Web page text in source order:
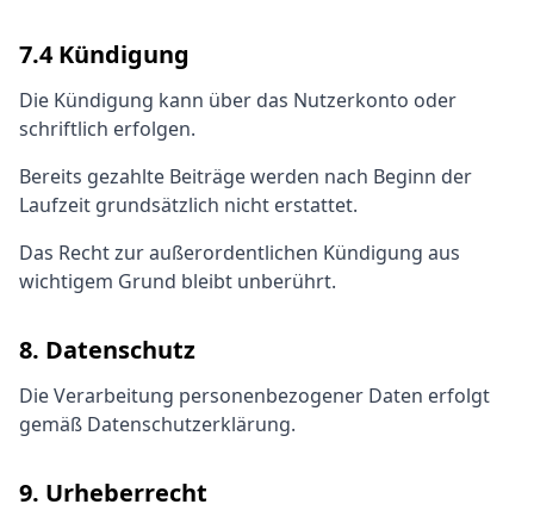
7.4 Kündigung
Die Kündigung kann über das Nutzerkonto oder
schriftlich erfolgen.
Bereits gezahlte Beiträge werden nach Beginn der
Laufzeit grundsätzlich nicht erstattet.
Das Recht zur außerordentlichen Kündigung aus
wichtigem Grund bleibt unberührt.
8. Datenschutz
Die Verarbeitung personenbezogener Daten erfolgt
gemäß Datenschutzerklärung.
9. Urheberrecht